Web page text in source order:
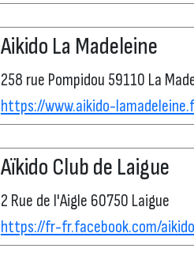
Aikido La Madeleine
258 rue Pompidou 59110 La
https://www.aikido-
Aïkido Club de Laigue
2 Rue de l'Aigle 60750 Laigue
https://fr-fr.facebook.com/